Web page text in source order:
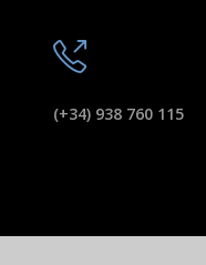
(+34) 938 760 115